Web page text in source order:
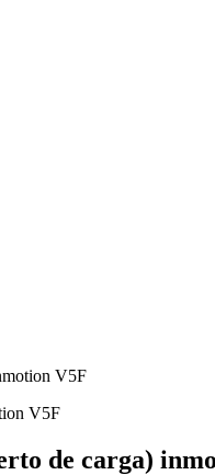
V5F
de carga)